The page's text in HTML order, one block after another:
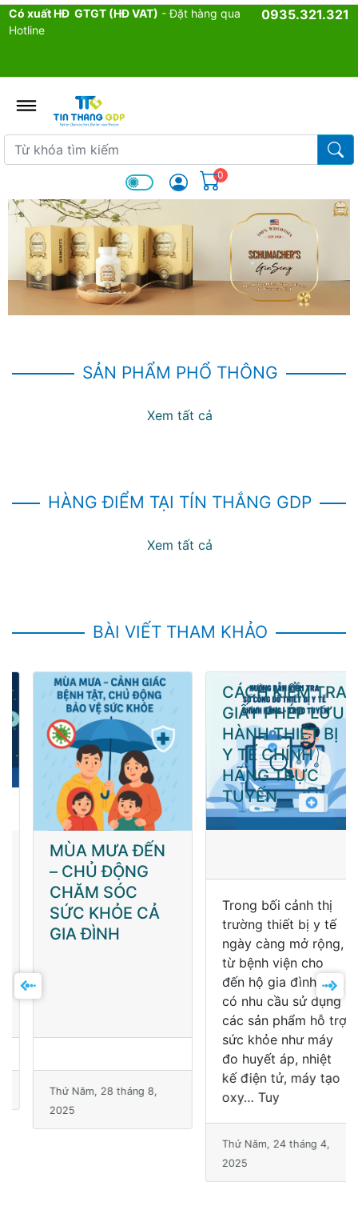
Có xuất HĐ GTGT (HĐ VAT) - Đặt hàng qua
Hotline
0935.321.321
Từ khóa tìm kiếm
Từ
0
SẢN PHẨM PHỔ THÔNG
Xem tất cả
HÀNG ĐIỂM TẠI TÍN THẮNG GDP
Xem tất cả
BÀI VIẾT THAM KHẢO
MÙA MƯA ĐẾN
– CHỦ ĐỘNG
CHĂM SÓC
SỨC KHỎE CẢ
GIA ĐÌNH
Thứ Năm, 28 tháng 8,
2025
Y TẾ CHÍNH
HÃNG TRỰC
TUYẾN
Trong bối cảnh thị
trường thiết bị y tế
ngày càng mở rộng,
từ bệnh viện cho
đến hộ gia đình đều
có nhu cầu sử dụng
các sản phẩm hỗ trợ